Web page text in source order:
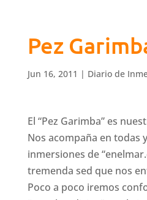
Pez
Jun 16, 2011 | Diario de
El “Pez Garimba” es
Nos acompaña en todas
inmersiones de
tremenda sed que nos
Poco a poco iremos